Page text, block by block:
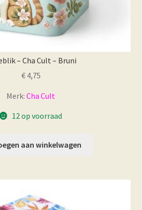
– Cha Cult – Bruni
€4,75
Merk: Cha Cult
12 op voorraad
aan winkelwagen